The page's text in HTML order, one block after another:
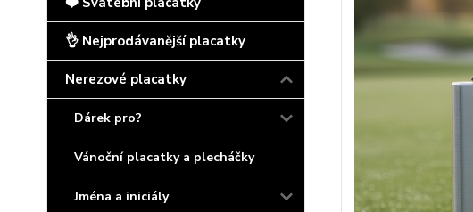
👌 Nejprodávanější placatky
Nerezové placatky
Dárek pro?
Vánoční placatky a plecháčky
Jména a iniciály